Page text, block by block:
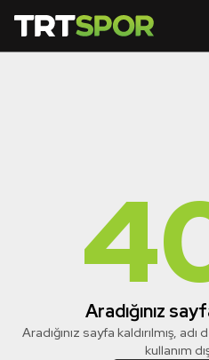
Aradığınız
Aradığınız sayfa kaldırılmış,
kullanım